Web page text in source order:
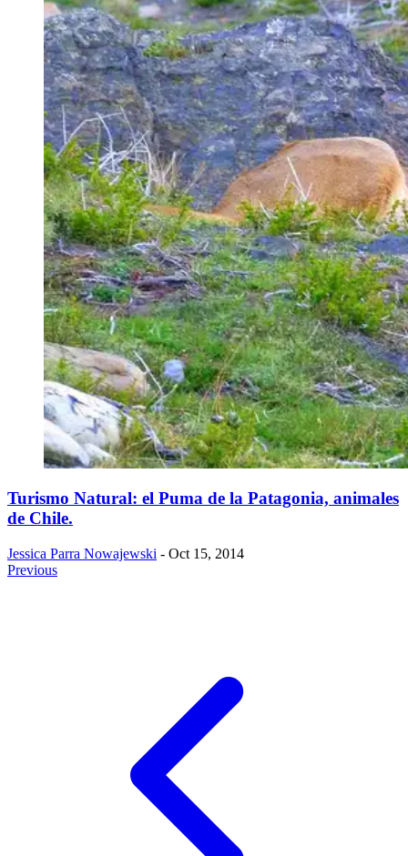
Turismo Natural: el Puma de la Patagonia, animales
de Chile.
Jessica Parra Nowajewski - Oct 15, 2014
Previous